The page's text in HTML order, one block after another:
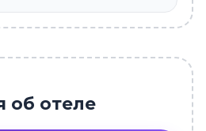
об отеле